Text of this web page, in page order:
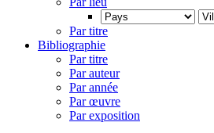
Par titre
Bibliographie
Par titre
Par auteur
Par année
Par œuvre
Par exposition